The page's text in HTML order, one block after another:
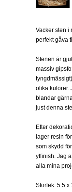
Vacker sten i
perfekt gåva
Stenen är
massiv
olika kulörer.
blandar
just denna
Efter
lager resin
som skydd
ytfinish. Jag
alla mina
Storlek: 5.5 x